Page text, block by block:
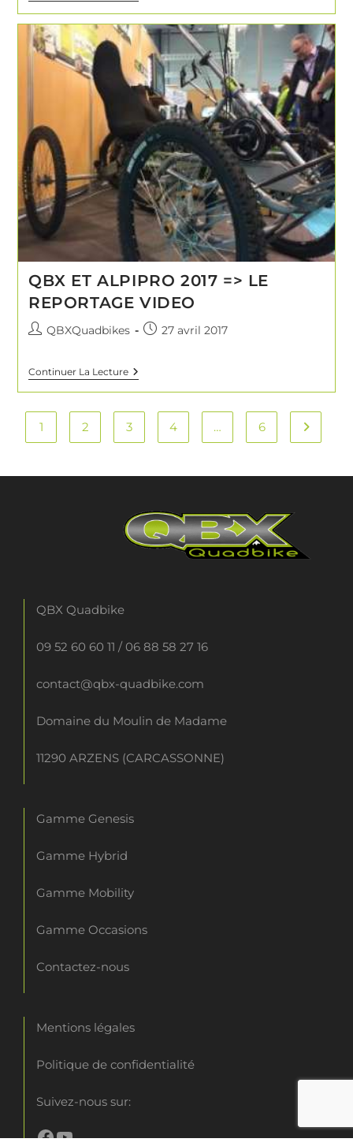
QBX ET ALPIPRO 2017 => LE
REPORTAGE VIDEO
QBXQuadbikes 27 avril 2017
Continuer La Lecture
1 2 3 4 … 6
QBX Quadbike
09 52 60 60 11 / 06 88 58 27 16
contact@qbx-quadbike.com
Domaine du Moulin de Madame
11290 ARZENS (CARCASSONNE)
Gamme Genesis
Gamme Hybrid
Gamme Mobility
Gamme Occasions
Contactez-nous
Mentions légales
Politique de confidentialité
Suivez-nous sur: